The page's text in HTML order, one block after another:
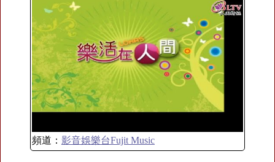
頻道： 影音娛樂台Fujit Music